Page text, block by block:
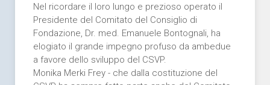
Nel ricordare il loro lungo e prezioso operato il
Presidente del Comitato del Consiglio di
Fondazione, Dr. med. Emanuele Bontognali, ha
elogiato il grande impegno profuso da ambedue
a favore dello sviluppo del CSVP.
Monika Merki Frey - che dalla costituzione del